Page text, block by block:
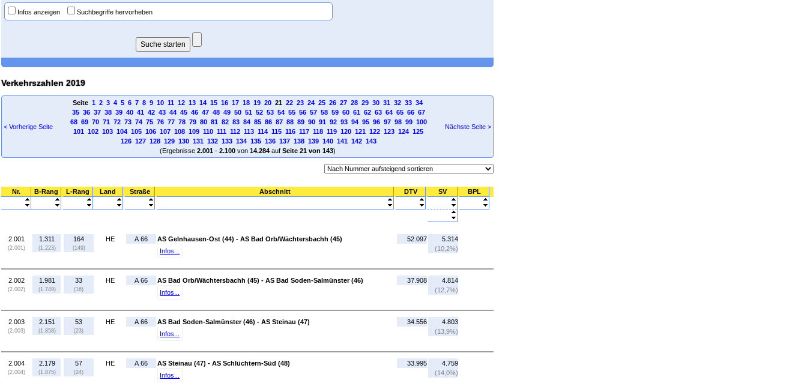
Infos anzeigen Suchbegriffe hervorheben
Verkehrszahlen 2019
< Vorherige Seite
Seite 1 2 3 4 5 6 7 8 9 10 11 12 13 14 15 16 17 18 19 2021 22 23 24 25 26 27 28 29 30 31 32 33 34
35 36 37 38 39 40 41 42 43 44 45 46 47 48 49 50 51 52 53 54 55 56 57 58 59 60 61 62 63 64 65 66 67
68 69 70 71 72 73 74 75 76 77 78 79 80 81 82 83 84 85 86 87 88 89 90 91 92 93 94 95 96 97 98 99 100
101 102 103 104 105 106 107 108 109 110 111 112 113 114 115 116 117 118 119 120 121 122 123 124 125
126 127 128 129 130 131 132 133 134 135 136 137 138 139 140 141 142 143
(Ergebnisse 2.001- 2.100von 14.284auf Seite 21 von 143)
Nächste Seite >
Nr. B-Rang L-Rang Land Straße Abschnitt DTV SV BPL
2.001
(2.001)
1.311
(1.223)
164
(149)
HE A 66
AS Gelnhausen-Ost (44) - AS Bad Orb/Wächtersbachh (45)
Infos...
52.097
5.314
(10,2%)
2.002
(2.002)
1.981
(1.749)
33
(16)
HE A 66
AS Bad Orb/Wächtersbachh (45) - AS Bad Soden-Salmünster (46)
Infos...
37.908
4.814
(12,7%)
2.003
(2.003)
2.151
(1.858)
53
(23)
HE A 66
AS Bad Soden-Salmünster (46) - AS Steinau (47)
Infos...
34.556
4.803
(13,9%)
2.004
(2.004)
2.179
(1.875)
57
(24)
HE A 66
AS Steinau (47) - AS Schlüchtern-Süd (48)
Infos...
33.995
4.759
(14,0%)